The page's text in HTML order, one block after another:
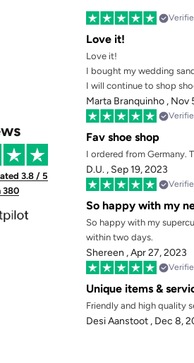
3.8 / 5
380
Love it!
Love it!
I bought my wedding
I will continue to shop
Marta Branquinho , Nov
Fav shoe shop
I ordered from Germany.
D.U. , Sep 19, 2023
So happy with my
So happy with my
within two days.
Shereen ,Apr 27, 2023
Unique items &
Friendly and high quality
Desi Aanstoot , Dec 8,